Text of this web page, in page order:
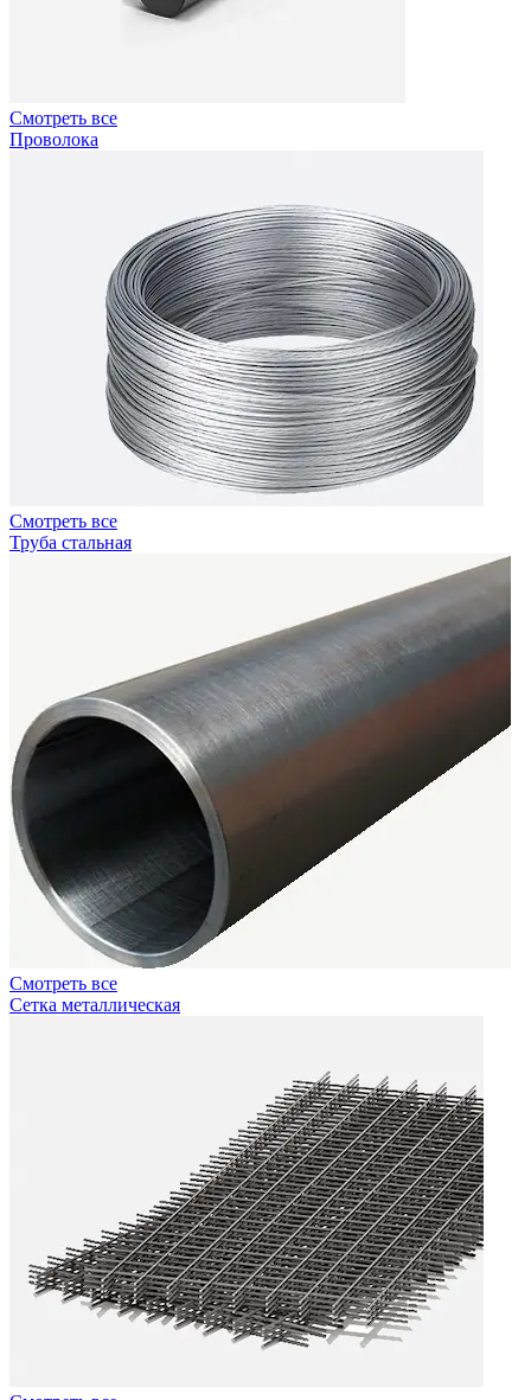
Смотреть все
Проволока
Смотреть все
Труба стальная
Смотреть все
Сетка металлическая